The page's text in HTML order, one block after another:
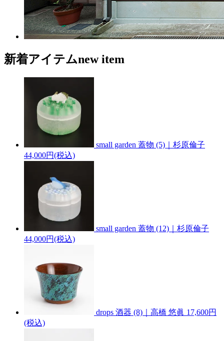
新着アイテムnew item
small garden 蓋物 (5)｜杉原倫子
44,000円(税込)
small garden 蓋物 (12)｜杉原倫子
44,000円(税込)
drops 酒器 (8)｜高橋 悠眞 17,600円
(税込)